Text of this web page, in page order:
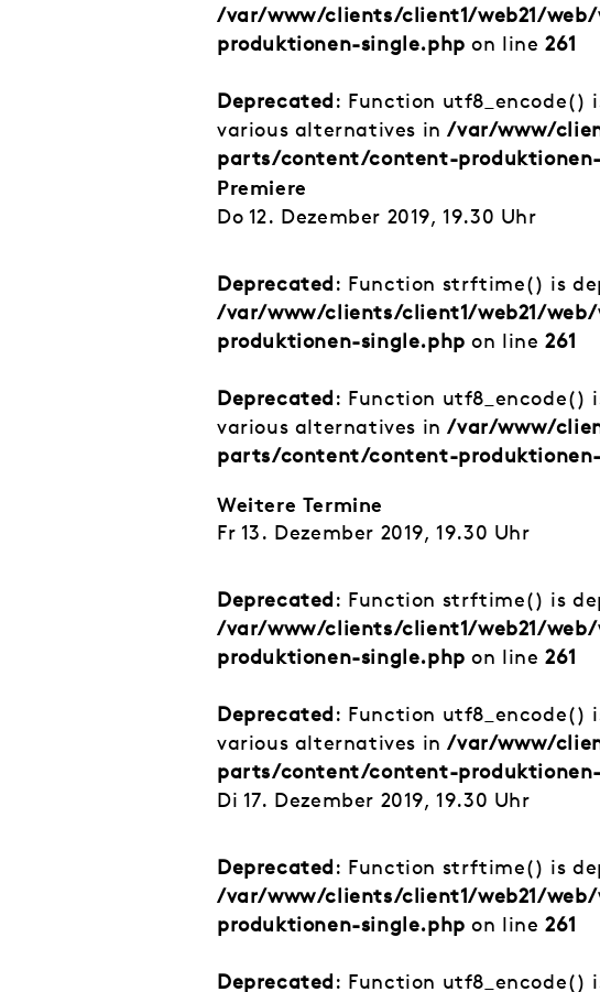
/var/www/clients/client1/web21/
produktionen-single.php on line261
Deprecated: Function utf8_encode()
various alternatives in/var/www/
parts/content/content-
Premiere
Do 12. Dezember 2019, 19.30 Uhr
Deprecated: Function strftime() is
/var/www/clients/client1/web21/
produktionen-single.php on line261
Deprecated: Function utf8_encode()
various alternatives in/var/www/
parts/content/content-
Weitere Termine
Fr 13. Dezember 2019, 19.30 Uhr
Deprecated: Function strftime() is
/var/www/clients/client1/web21/
produktionen-single.php on line261
Deprecated: Function utf8_encode()
various alternatives in/var/www/
parts/content/content-
Di 17. Dezember 2019, 19.30 Uhr
Deprecated: Function strftime() is
/var/www/clients/client1/web21/
produktionen-single.php on line261
Deprecated: Function utf8_encode()